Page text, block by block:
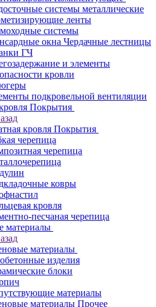
системы металлические
ленты
системы
окна Чердачные лестницы
ГЧ
и элементы
кровли
подкровельной вентиляции
Покрытия
кровля Покрытия
черепица
черепица
ковры
кровля
песчаная черепица
материалы
материалы
изделия
блоки
материалы
материалы Прочее